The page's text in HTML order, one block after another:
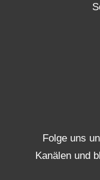
Folge uns
Kanälen und